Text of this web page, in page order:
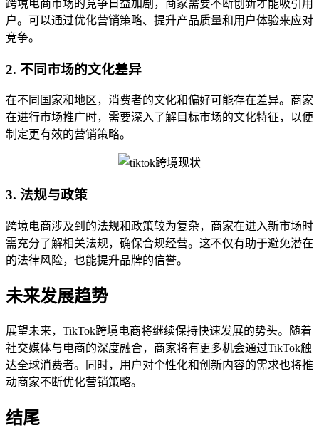
跨境电商市场的竞争日益加剧，商家需要不断创新才能吸引用
户。可以通过优化营销策略、提升产品质量和用户体验来应对
竞争。
2. 不同市场的文化差异
在不同国家和地区，消费者的文化和偏好可能存在差异。商家
在进行市场推广时，需要深入了解目标市场的文化特征，以便
制定更有效的营销策略。
3. 法规与政策
跨境电商涉及到的法规和政策较为复杂，商家在进入新市场时
需充分了解相关法规，确保合规经营。这不仅有助于避免潜在
的法律风险，也能提升品牌的信誉。
未来发展趋势
展望未来，TikTok跨境电商将继续保持快速发展的势头。随着
社交媒体与电商的深度融合，商家将有更多机会通过TikTok触
达全球消费者。同时，用户对个性化和创新内容的需求也将推
动商家不断优化营销策略。
结尾